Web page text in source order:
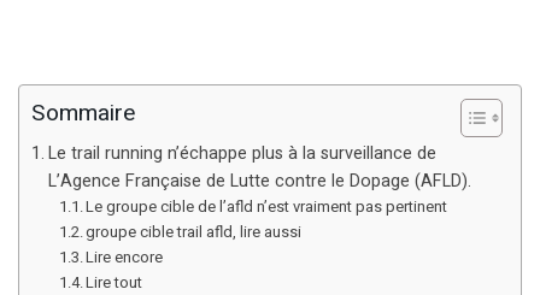
Sommaire
Le trail running n’échappe plus à la surveillance de
L’Agence Française de Lutte contre le Dopage (AFLD).
Le groupe cible de l’afld n’est vraiment pas pertinent
groupe cible trail afld, lire aussi
Lire encore
Lire tout